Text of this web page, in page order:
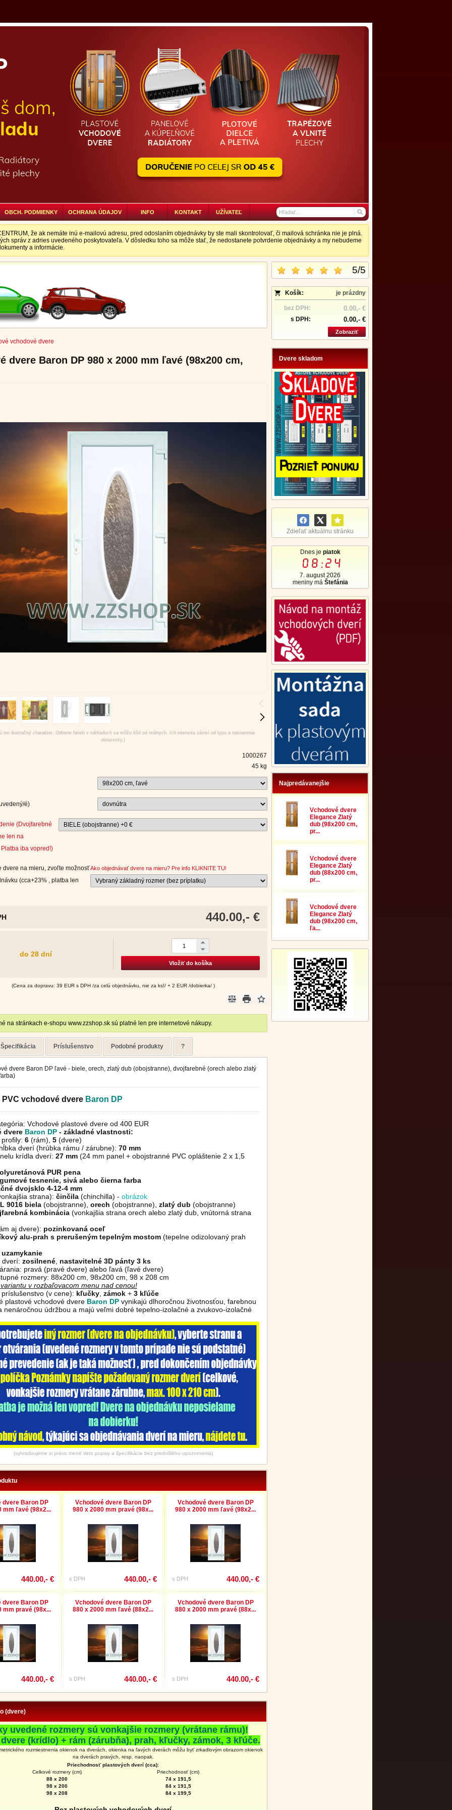
OBCH. PODMIENKY OCHRANA ÚDAJOV INFO KONTAKT UŽÍVATEĽ
že ak nemáte inú e-mailovú adresu, pred odoslaním objednávky by ste mali skontrolovať, či mailová schránka nie je plná.
správ z adries uvedeného poskytovateľa. V dôsledku toho sa môže stať, že nedostanete potvrdenie objednávky a my nebudeme
a informácie.
5/5
Košík: je prázdny
bez DPH: 0.00,- €
s DPH: 0.00,- €
Zobraziť
Dvere skladom
Zdieľať aktuálnu stránku
Dnes je piatok
08:24
7. august 2026
meniny má Štefánia
Najpredávanejšie
Vchodové dvere
Elegance Zlatý
dub (98x200 cm,
pr...
Vchodové dvere
Elegance Zlatý
dub (88x200 cm,
pr...
Vchodové dvere
Elegance Zlatý
dub (98x200 cm,
ľa...
vchodové dvere
dvere Baron DP 980 x 2000 mm ľavé (98x200 cm,
len ilustračný charakter. Odtiene farieb v náhľadoch sa môžu líšiť od reálnych. Ich intenzita závisí od typu a nastavenia
obrazovky.)
1000267
45 kg
é)
(Dvojfarebné
len na
iba vopred!)
dvere na mieru, zvoľte možnosť
(cca+23% , platba len
Ako objednávať dvere na mieru? Pre info KLIKNITE TU!
440.00,- €
do 28 dní
Vložiť do košíka
(Cena za dopravu: 39 EUR s DPH /za celú objednávku, nie za ks!/ + 2 EUR /dobierka/ )
na stránkach e-shopu www.zzshop.sk sú platné len pre internetové nákupy.
Špecifikácia Príslušenstvo Podobné produkty ?
dvere Baron DP ľavé - biele, orech, zlatý dub (obojstranne), dvojfarebné (orech alebo zlatý
PVC vchodové dvere Baron DP
Vchodové plastové dvere od 400 EUR
dvere Baron DP- základné vlastnosti:
6 (rám), 5(dvere)
dverí (hrúbka rámu / zárubne): 70 mm
krídla dverí: 27 mm(24 mm panel + obojstranné PVC opláštenie 2 x 1,5
PUR pena
tesnenie, sivá alebo čierna farba
dvojsklo 4-12-4 mm
strana): činčila(chinchilla) - obrázok
9016 biela(obojstranne), orech (obojstranne), zlatý dub (obojstranne)
kombinácia (vonkajšia strana orech alebo zlatý dub, vnútorná strana
aj dvere): pozinkovaná oceľ
alu-prah s prerušeným tepelným mostom(tepelne odizolovaný prah
dverí: zosilnené, nastavitelné 3D pánty 3 ks
pravá (pravé dvere) alebo ľavá (ľavé dvere)
rozmery: 88x200 cm, 98x200 cm, 98 x 208 cm
v rozbaľovacom menu nad cenou!
(v cene): kľučky, zámok+ 3 kľúče
plastové vchodové dvere Baron DPvynikajú dlhoročnou životnosťou, farebnou
nenáročnou údržbou a majú veľmi dobré tepelno-izolačné a zvukovo-izolačné
(vyhradzujeme si právo meniť tieto popisy a špecifikácie bez predošlého upozornenia)
dvere Baron DP
mm ľavé (98x2...
440.00,- €
Vchodové dvere Baron DP
980 x 2080 mm pravé (98x...
s DPH 440.00,- €
Vchodové dvere Baron DP
980 x 2000 mm ľavé (98x2...
s DPH 440.00,- €
dvere Baron DP
mm pravé (98x...
440.00,- €
Vchodové dvere Baron DP
880 x 2000 mm ľavé (88x2...
s DPH 440.00,- €
Vchodové dvere Baron DP
880 x 2000 mm pravé (88x...
s DPH 440.00,- €
(dvere)
uvedené rozmery sú vonkajšie rozmery (vrátane rámu)!
(krídlo) + rám (zárubňa), prah, kľučky, zámok, 3 kľúče.
rozmiestnenia okienok na dverách, okienka na ľavých dverách môžu byť zrkadlovým obrazom okienok
na dverách pravých, resp. naopak.
Priechodnosť plastových dverí (cca):
Celkové rozmery (cm)
Priechodnosť (cm)
88 x 200
74 x 191,5
98 x 200
84 x 191,5
98 x 208
84 x 199,5